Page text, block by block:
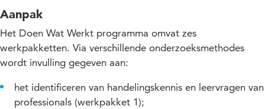
Aanpak
Het Doen Wat Werkt programma omvat zes
werkpakketten. Via verschillende onderzoeksmethodes
wordt invulling gegeven aan:
het identificeren van handelingskennis en leervragen van
professionals (werkpakket 1);